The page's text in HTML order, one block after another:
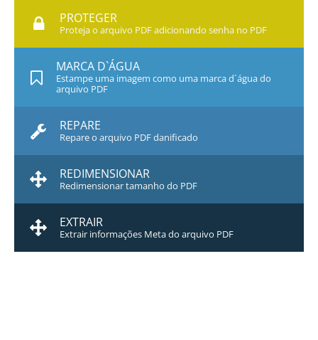
PROTEGER
Proteja o arquivo PDF adicionando senha no PDF
MARCA D`ÁGUA
Estampe uma imagem como uma marca d`água do
arquivo PDF
REPARE
Repare o arquivo PDF danificado
REDIMENSIONAR
Redimensionar tamanho do PDF
EXTRAIR
Extrair informações Meta do arquivo PDF